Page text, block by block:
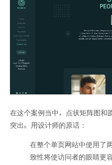
在这个案例当中，点状矩阵图和
突出。用设计师的原话：
在整个单页网站中使用了
致性将使访问者的眼睛更